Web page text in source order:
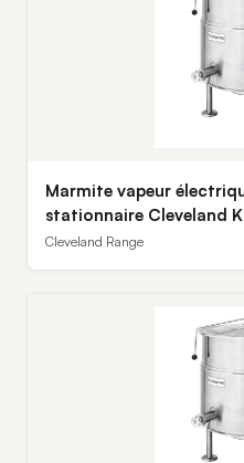
Marmite vapeur
stationnaire Cleveland
Cleveland Range